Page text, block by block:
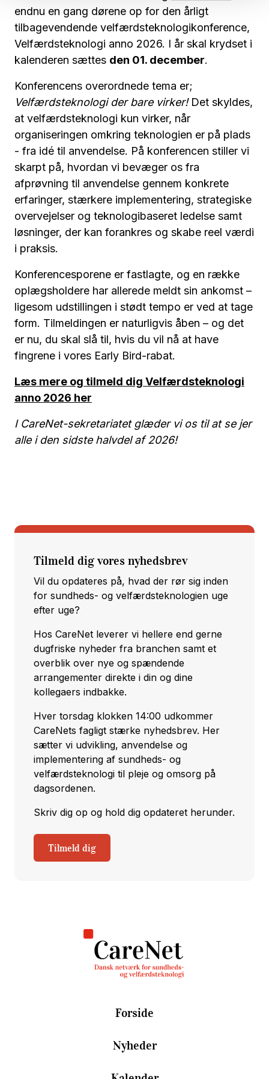
endnu en gang dørene op for den årligt
tilbagevendende velfærdsteknologikonference,
Velfærdsteknologi anno 2026. I år skal krydset i
kalenderen sættes den 01. december.
Konferencens overordnede tema er;
Velfærdsteknologi der bare virker!Det skyldes,
at velfærdsteknologi kun virker, når
organiseringen omkring teknologien er på plads
- fra idé til anvendelse. På konferencen stiller vi
skarpt på, hvordan vi bevæger os fra
afprøvning til anvendelse gennem konkrete
erfaringer, stærkere implementering, strategiske
overvejelser og teknologibaseret ledelse samt
løsninger, der kan forankres og skabe reel værdi
i praksis.
Konferencesporene er fastlagte, og en række
oplægsholdere har allerede meldt sin ankomst –
ligesom udstillingen i stødt tempo er ved at tage
form. Tilmeldingen er naturligvis åben – og det
er nu, du skal slå til, hvis du vil nå at have
fingrene i vores Early Bird-rabat.
Læs mere og tilmeld dig Velfærdsteknologi
anno 2026 her
I CareNet-sekretariatet glæder vi os til at se jer
alle i den sidste halvdel af 2026!
Tilmeld dig vores nyhedsbrev
Vil du opdateres på, hvad der rør sig inden
for sundheds- og velfærdsteknologien uge
efter uge?
Hos CareNet leverer vi hellere end gerne
dugfriske nyheder fra branchen samt et
overblik over nye og spændende
arrangementer direkte i din og dine
kollegaers indbakke.
Hver torsdag klokken 14:00 udkommer
CareNets fagligt stærke nyhedsbrev. Her
sætter vi udvikling, anvendelse og
implementering af sundheds- og
velfærdsteknologi til pleje og omsorg på
dagsordenen.
Skriv dig op og hold dig opdateret herunder.
Tilmeld dig
Forside
Nyheder